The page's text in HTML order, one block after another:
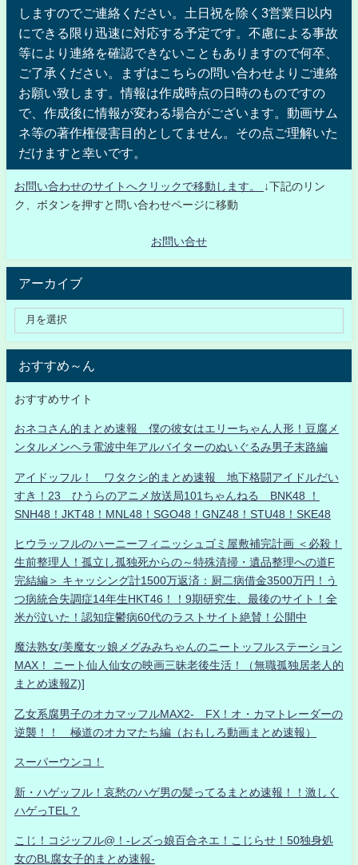
しますのでご連絡ください。土日祝を除く3営業日以内
にできる限り迅速に対応する予定です。不慮による事故
等により連絡を確認できないこともありますので何卒、
ご了承ください。まずはこちらの問い合わせよりご連絡
お願い致します。情報は作成時点の日時のものですの
で、作成後に情報が変わる場合がございます。動画サム
ネ等の著作権侵害目的としてません。その点ご理解いた
だけますと幸いです。
お問い合わせのサイトへクリックで移動します。
↓下記のリン
ク、ボタンを押すと問い合わせページに移動
お問い合せ
アーカイブ
おすすめ～ん
おすすめサイト
おネコさん的まとめ速報 僕の彼女はエリーちゃん人形！豆腐メ
ンタルメンヘラ電波中年アルバイターのぬいぐるみ男子末路編
アイドッフル！ ワタクシ的まとめ速報 地下格闘アイドルだい
すき！23 ひうらのアニメ放送局101ちゃんねる BNK48 ！
SNH48！JKT48！MNL48！SGO48！GNZ48！STU48！SKE48
ヒウラッフルのハーニーフィニッシュゴミ屋敷補完計画 ＜必殺！
生前整理人！孤立し孤独死からの～特殊清掃・遺品整理への道F
完結編＞ キャッシング計1500万返済：厨二病借金3500万円！う
つ病統合失調症14年生HKT46！！9期研究生、最後のサイト！全
米が泣いた！認知症鬱病60代のラストサイト絶賛！公開中
魔法熟女/美魔女ッ娘メグみみちゃんのニートッフルステーション
MAX！ ニート仙人仙女の映画三昧老後生活！（無職孤独居老人的
まとめ速報Z)]
乙女系腐男子のオカマッフルMAX2- FX！オ・カマトレーダーの
逆襲！！ 極道のオカマたち編（おもしろ動画まとめ速報）
スーパーウンコ！
新・ハゲッフル！哀愁のハゲ男の髪ってるまとめ速報！！激しく
ハゲっTEL？
こじ！コジッフル@！-レズっ娘百合ネエ！こじらせ！50独身処
女のBL腐女子的まとめ速報-